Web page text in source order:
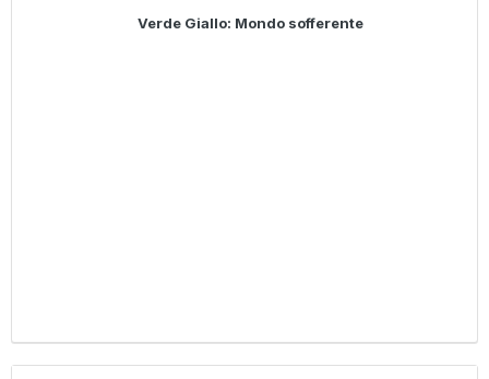
Verde Giallo: Mondo sofferente